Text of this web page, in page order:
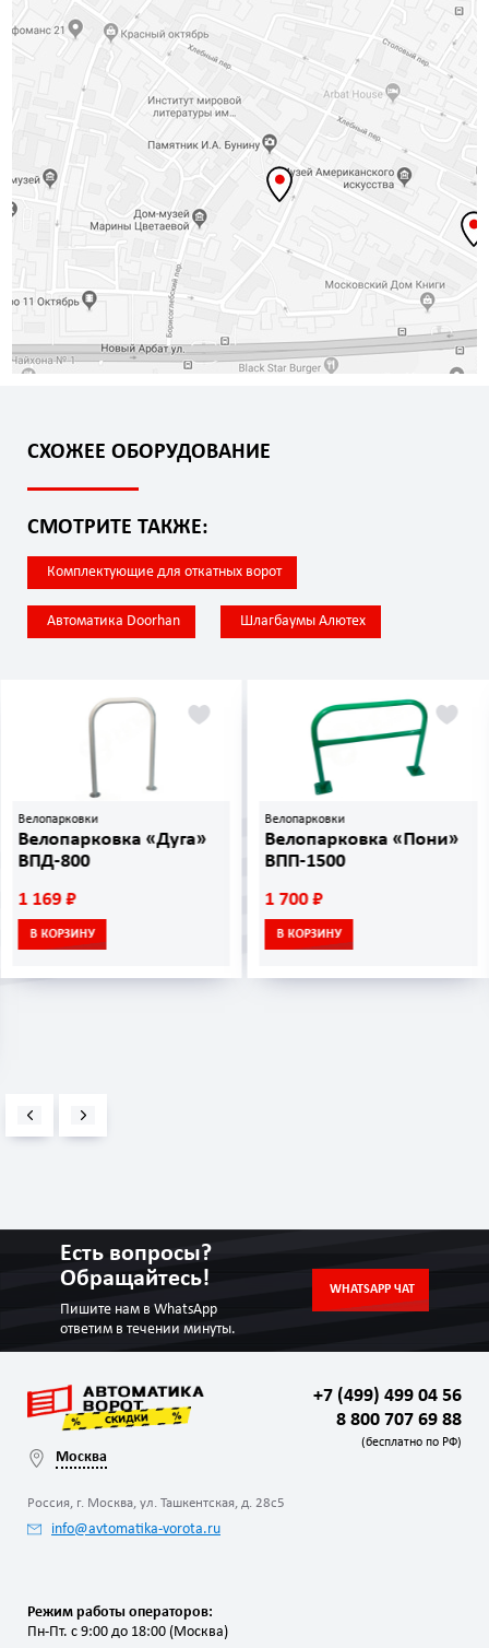
СХОЖЕЕ ОБОРУДОВАНИЕ
СМОТРИТЕ ТАКЖЕ:
Комплектующие для откатных ворот
Автоматика Doorhan Шлагбаумы Алютех
«Дуга»
₽
Велопарковки
Велопарковка «Пони»
ВПП-1500
1 700 ₽
В КОРЗИНУ
Есть вопросы?
Обращайтесь!
Пишите нам в WhatsApp
ответим в течении минуты.
WHATSAPP ЧАТ
Москва
Россия, г. Москва, ул. Ташкентская, д. 28с5
info@avtomatika-vorota.ru
+7 (499) 499 04 56
8 800 707 69 88
(бесплатно по РФ)
Режим работы операторов:
Пн-Пт. с 9:00 до 18:00 (Москва)